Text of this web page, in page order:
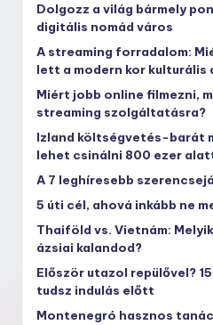
Dolgozz a világ bármely
digitális nomád város
A streaming forradalom:
lett a modern kor kulturális
Miért jobb online filmezni,
streaming szolgáltatásra?
Izland költségvetés-barát
lehet csinálni 800 ezer
A 7 leghíresebb
5 úti cél, ahová inkább ne
Thaiföld vs. Vietnám:
ázsiai kalandod?
Először utazol repülővel?
tudsz indulás előtt
Montenegró hasznos